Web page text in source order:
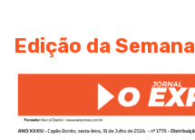
Edição da Semana